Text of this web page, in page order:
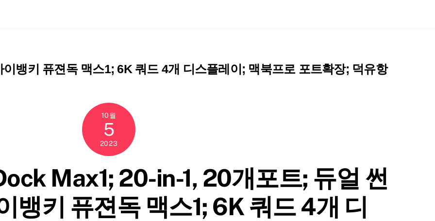
뱅키 퓨젼독 맥스1; 6K 쿼드 4개 디스플레이; 맥북프로 포트확장; 덕유항
10월
5
2023
Max1; 20-in-1, 20개포트; 듀얼 썬
뱅키 퓨젼독 맥스1; 6K 쿼드 4개 디